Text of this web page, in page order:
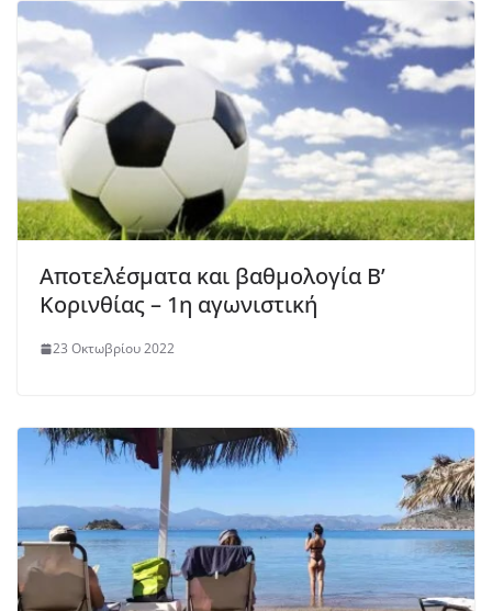
Αποτελέσματα και βαθμολογία Β’
Κορινθίας – 1η αγωνιστική
23 Οκτωβρίου 2022